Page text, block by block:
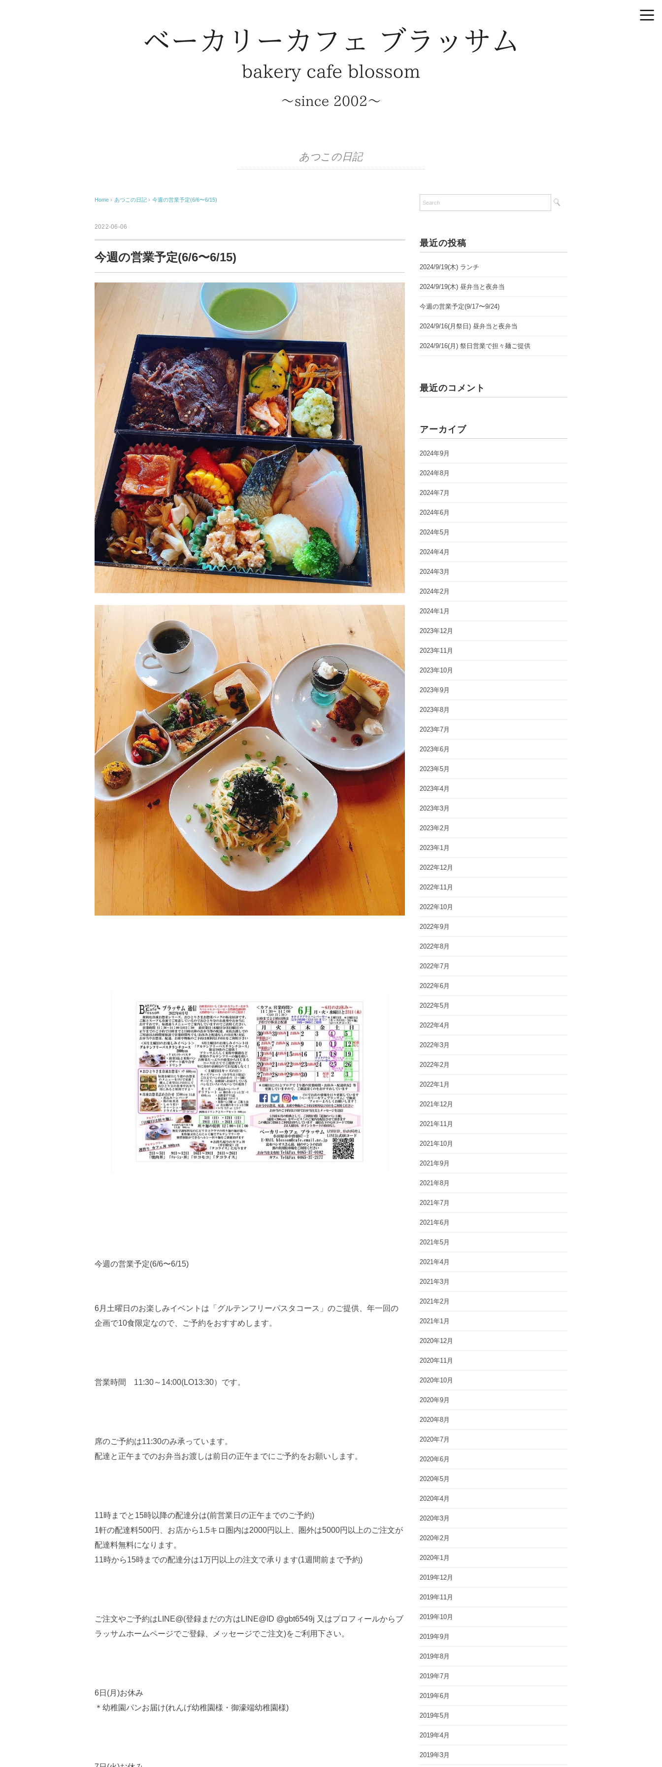
あつこの日記
Home › あつこの日記 › 今週の営業予定(6/6〜6/15)
2022-06-06
今週の営業予定(6/6〜6/15)
今週の営業予定(6/6〜6/15)
6月土曜日のお楽しみイベントは「グルテンフリーパスタコース」のご提供、年一回の
企画で10食限定なので、ご予約をおすすめします。
営業時間 11:30～14:00(LO13:30）です。
席のご予約は11:30のみ承っています。
配達と正午までのお弁当お渡しは前日の正午までにご予約をお願いします。
11時までと15時以降の配達分は(前営業日の正午までのご予約)
1軒の配達料500円、お店から1.5キロ圏内は2000円以上、圏外は5000円以上のご注文が
配達料無料になります。
11時から15時までの配達分は1万円以上の注文で承ります(1週間前まで予約)
ご注文やご予約はLINE@(登録まだの方はLINE@ID @gbt6549j 又はプロフィールからブ
ラッサムホームページでご登録、メッセージでご注文)をご利用下さい。
6日(月)お休み
＊幼稚園パンお届け(れんげ幼稚園様・御濠端幼稚園様)
最近の投稿
2024/9/19(木) ランチ
2024/9/19(木) 昼弁当と夜弁当
今週の営業予定(9/17〜9/24)
2024/9/16(月祭日) 昼弁当と夜弁当
2024/9/16(月) 祭日営業で担々麺ご提供
最近のコメント
アーカイブ
2024年9月
2024年8月
2024年7月
2024年6月
2024年5月
2024年4月
2024年3月
2024年2月
2024年1月
2023年12月
2023年11月
2023年10月
2023年9月
2023年8月
2023年7月
2023年6月
2023年5月
2023年4月
2023年3月
2023年2月
2023年1月
2022年12月
2022年11月
2022年10月
2022年9月
2022年8月
2022年7月
2022年6月
2022年5月
2022年4月
2022年3月
2022年2月
2022年1月
2021年12月
2021年11月
2021年10月
2021年9月
2021年8月
2021年7月
2021年6月
2021年5月
2021年4月
2021年3月
2021年2月
2021年1月
2020年12月
2020年11月
2020年10月
2020年9月
2020年8月
2020年7月
2020年6月
2020年5月
2020年4月
2020年3月
2020年2月
2020年1月
2019年12月
2019年11月
2019年10月
2019年9月
2019年8月
2019年7月
2019年6月
2019年5月
2019年4月
2019年3月